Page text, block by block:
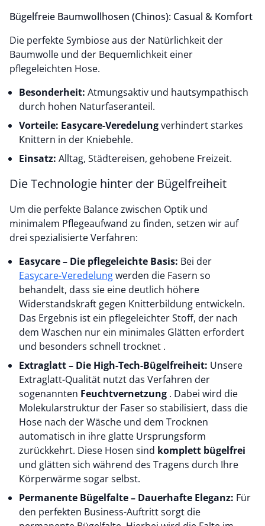
Bügelfreie Baumwollhosen (Chinos): Casual & Komfort
Die perfekte Symbiose aus der Natürlichkeit der
Baumwolle und der Bequemlichkeit einer
pflegeleichten Hose.
Besonderheit:
durch hohen Naturfaseranteil.
Vorteile: Easycare-Veredelung
Knittern in der Kniebehle.
Einsatz: Alltag, Städtereisen, gehobene Freizeit.
Die Technologie hinter der Bügelfreiheit
Um die perfekte Balance zwischen Optik und
minimalem Pflegeaufwand zu finden, setzen wir auf
drei spezialisierte Verfahren:
Easycare – Die pflegeleichte Basis: Bei der
Easycare-Veredelung
behandelt, dass sie eine deutlich höhere
Widerstandskraft gegen Knitterbildung entwickeln.
Das Ergebnis ist ein pflegeleichter Stoff, der nach
dem Waschen nur ein minimales Glätten erfordert
und besonders schnell trocknet .
Extraglatt – Die High-Tech-Bügelfreiheit:
Extraglatt-Qualität nutzt das Verfahren der
sogenannten Feuchtvernetzung . Dabei wird die
Molekularstruktur der Faser so stabilisiert, dass die
Hose nach der Wäsche und dem Trocknen
automatisch in ihre glatte Ursprungsform
zurückkehrt. Diese Hosen sind komplett bügelfrei
und glätten sich während des Tragens durch Ihre
Körperwärme sogar selbst.
Permanente Bügelfalte – Dauerhafte Eleganz:
den perfekten Business-Auftritt sorgt die